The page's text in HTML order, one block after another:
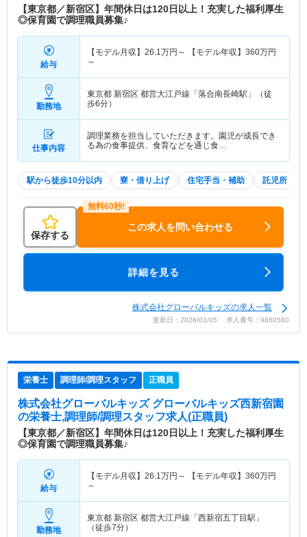
【東京都／新宿区】年間休日は120日以上！充実した福利厚生
◎保育園で調理職員募集♪
給与
【モデル月収】 26.1万円～ 【モデル年収】 360万円
～
勤務地
東京都 新宿区 都営大江戸線「落合南長崎駅」（徒
歩6分）
仕事内容
調理業務を担当していただきます。園児が成長でき
る為の食事提供、食育などを通じ食…
駅から徒歩10分以内 寮・借り上げ 住宅手当・補助 託児所・育
保存する
この求人を問い合わせる
詳細を見る
株式会社グローバルキッズの求人一覧
更新日：2026/03/05 求人番号：9860580
栄養士 調理師/調理スタッフ 正職員
株式会社グローバルキッズ グローバルキッズ西新宿園
の栄養士,調理師/調理スタッフ求人(正職員)
【東京都／新宿区】年間休日は120日以上！充実した福利厚生
◎保育園で調理職員募集♪
給与
【モデル月収】 26.1万円～ 【モデル年収】 360万円
～
勤務地
東京都 新宿区 都営大江戸線「西新宿五丁目駅」
（徒歩7分）